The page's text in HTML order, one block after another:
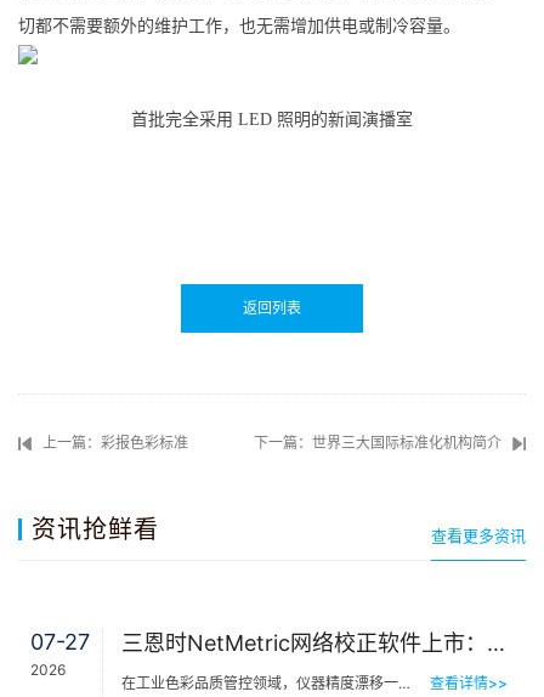
切都不需要额外的维护工作，也无需增加供电或制冷容量。
首批完全采用 LED 照明的新闻演播室
返回列表
上一篇：彩报色彩标准 下一篇：世界三大国际标准化机构简介
资讯抢鲜看 查看更多资讯
07-27
2026
三恩时NetMetric网络校正软件上市：告别返厂，15分钟让测色仪“恢复出厂精度”
在工业色彩品质管控领域，仪器精度漂移一直是制造企业挥之不去的隐痛。同一批货，A车间测合格、B车间测不合… 查看详情>>